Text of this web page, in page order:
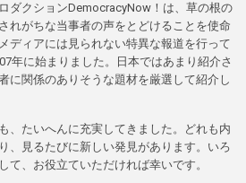
ダクションDemocracyNow！は、草の根の
れがちな当事者の声をとどけることを使命
ディアには見られない特異な報道を行って
年に始まりました。日本ではあまり紹介さ
に関係のありそうな題材を厳選して紹介し
、たいへんに充実してきました。どれも内
、見るたびに新しい発見があります。いろ
て、お役立ていただければ幸いです。